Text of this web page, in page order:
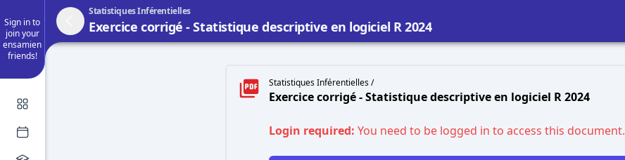
Sign in to
join your
ensamien
friends!
Statistiques Inférentielles
Exercice corrigé - Statistique descriptive en logiciel R 2024
Statistiques Inférentielles /
Exercice corrigé - Statistique descriptive en logiciel R 2024
Login required: You need to be logged in to access this document.